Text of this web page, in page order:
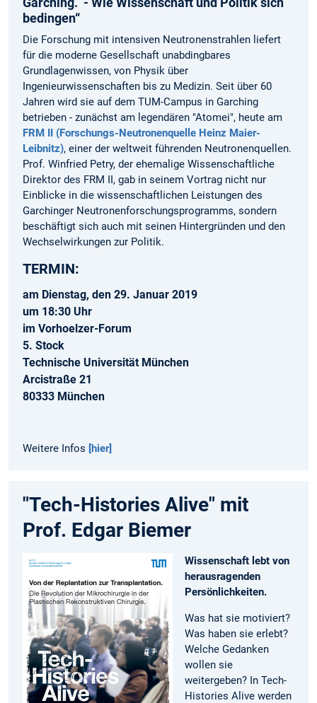
bedingen“
Die Forschung mit intensiven Neutronenstrahlen liefert
für die moderne Gesellschaft unabdingbares
Grundlagenwissen, von Physik über
Ingenieurwissenschaften bis zu Medizin. Seit über 60
Jahren wird sie auf dem TUM-Campus in Garching
betrieben - zunächst am legendären "Atomei", heute am
FRM II (Forschungs-Neutronenquelle Heinz Maier-
Leibnitz), einer der weltweit führenden Neutronenquellen.
Prof. Winfried Petry, der ehemalige Wissenschaftliche
Direktor des FRM II, gab in seinem Vortrag nicht nur
Einblicke in die wissenschaftlichen Leistungen des
Garchinger Neutronenforschungsprogramms, sondern
beschäftigt sich auch mit seinen Hintergründen und den
Wechselwirkungen zur Politik.
TERMIN:
am Dienstag, den 29. Januar 2019
um 18:30 Uhr
im Vorhoelzer-Forum
5. Stock
Technische Universität München
Arcistraße 21
80333 München
Weitere Infos [hier]
"Tech-Histories Alive" mit
Prof. Edgar Biemer
Wissenschaft lebt von
herausragenden
Persönlichkeiten.
Was hat sie motiviert?
Was haben sie erlebt?
Welche Gedanken
wollen sie
weitergeben? In Tech-
Histories Alive werden